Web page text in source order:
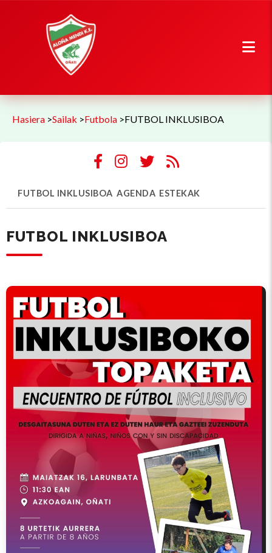
Hasiera >Sailak >Futbola >FUTBOL INKLUSIBOA
FUTBOL INKLUSIBOA AGENDA ESTEKAK
FUTBOL INKLUSIBOA